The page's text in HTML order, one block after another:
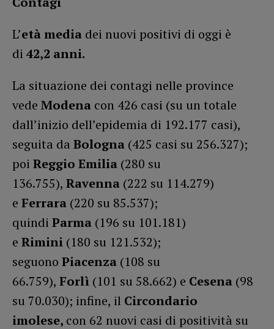
L’età media dei nuovi positivi di oggi è
di 42,2 anni.
La situazione dei contagi nelle province
vede Modena con 426 casi (su un totale
dall’inizio dell’epidemia di 192.177 casi),
seguita da Bologna (425 casi su 256.327);
poi Reggio Emilia (280 su
136.755), Ravenna (222 su 114.279)
e Ferrara (220 su 85.537);
quindi Parma (196 su 101.181)
e Rimini (180 su 121.532);
seguono Piacenza (108 su
66.759), Forlì (101 su 58.662) e Cesena (98
su 70.030); infine, il Circondario
imolese, con 62 nuovi casi di positività su